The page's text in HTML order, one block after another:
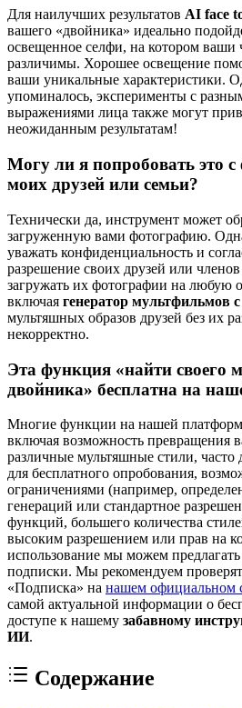
Для наилучших результатов AI face
вашего «двойника» идеально
освещенное селфи, на котором ваши
различимы. Хорошее освещение
ваши уникальные характеристики.
упоминалось, эксперименты с
выражениями лица также могут
неожиданным результатам!
Могу ли я попробовать это
моих друзей или семьи?
Технически да, инструмент может
загруженную вами фотографию.
уважать конфиденциальность и
разрешение своих друзей или
загружать их фотографии на любую
включая генератор мультфильмов
мультяшных образов друзей без их
некорректно.
Эта функция «найти своего
двойника» бесплатна на
Многие функции на нашей
включая возможность превращения
различные мультяшные стили, часто
для бесплатного опробования,
ограничениями (например,
генераций или стандартное
функций, большего количества
высоким разрешением или прав на
использование мы можем
подписки. Мы рекомендуем
«Подписка» на нашем официальном
самой актуальной информации о
доступе к нашему забавному
ИИ.
Содержание